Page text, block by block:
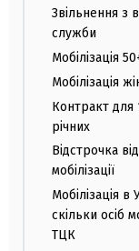
Звільнення з
служби
Мобілізація
Мобілізація
Контракт для
річних
Відстрочка від
мобілізації
Мобілізація в
скільки осіб
ТЦК